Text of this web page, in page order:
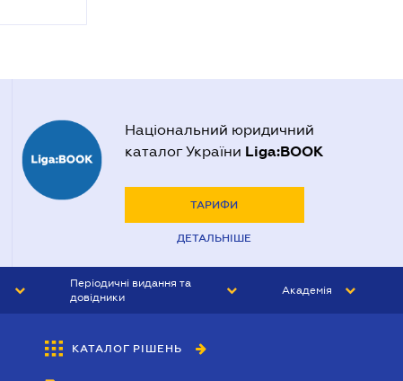
Національний юридичний
каталог України Liga:BOOK
ТАРИФИ
ДЕТАЛЬНІШЕ
Періодичні видання та
довідники
БУХГАЛТЕР&ЗАКОН
Академія
КАТАЛОГ РІШЕНЬ